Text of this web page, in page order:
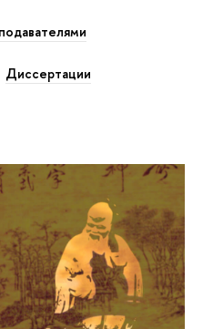
Диссертации